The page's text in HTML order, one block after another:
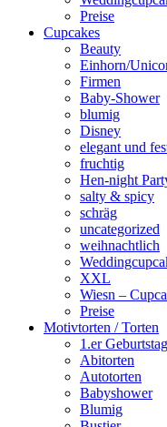
Preise
Cupcakes
Beauty
Einhorn/
Firmen
Baby-Shower
blumig
Disney
elegant und
fruchtig
Hen-night
salty & spicy
schräg
uncategorized
weihnachtlich
XXL
Wiesn –
Preise
Motivtorten / Torten
1.er Geburtstag
Abitorten
Autotorten
Babyshower
Blumig